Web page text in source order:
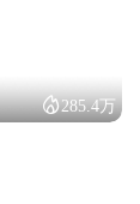
285.4万